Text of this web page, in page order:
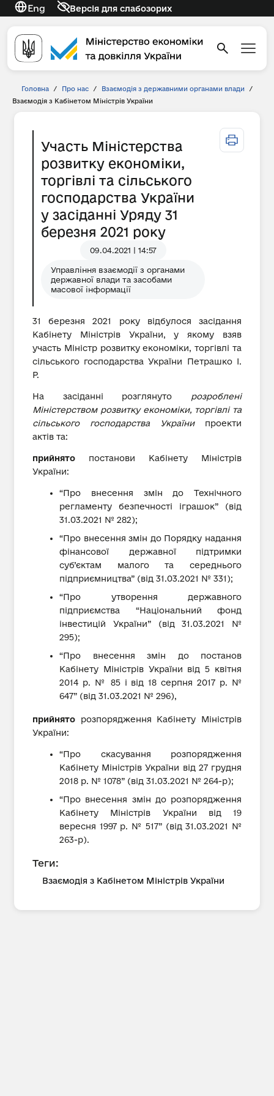
Eng Версія для слабозорих
Головна / Про нас / Взаємодія з державними органами влади
/
Взаємодія з Кабінетом Міністрів України
Участь Міністерства
розвитку економіки,
торгівлі та сільського
господарства України
у засіданні Уряду 31
березня 2021 року
09.04.2021 | 14:57
Управління взаємодії з органами
державної влади та засобами
масової інформації
31 березня 2021 року відбулося засідання
Кабінету Міністрів України, у якому взяв
участь Міністр розвитку економіки, торгівлі та
сільського господарства України Петрашко І.
Р.
На засіданні розглянуто розроблені
Міністерством розвитку економіки, торгівлі та
сільського господарства Українипроекти
актів та:
прийнято постанови Кабінету Міністрів
України:
“Про внесення змін до Технічного
регламенту безпечності іграшок” (від
31.03.2021 № 282);
“Про внесення змін до Порядку надання
фінансової державної підтримки
суб’єктам малого та середнього
підприємництва” (від 31.03.2021 № 331);
“Про утворення державного
підприємства “Національний фонд
інвестицій України” (від 31.03.2021 №
295);
“Про внесення змін до постанов
Кабінету Міністрів України від 5 квітня
2014 р. № 85 і від 18 серпня 2017 р. №
647” (від 31.03.2021 № 296),
прийнято розпорядження Кабінету Міністрів
України:
“Про скасування розпорядження
Кабінету Міністрів України від 27 грудня
2018 р. № 1078” (від 31.03.2021 № 264-р);
“Про внесення змін до розпорядження
Кабінету Міністрів України від 19
вересня 1997 р. № 517” (від 31.03.2021 №
263-р).
Теги:
Взаємодія з Кабінетом Міністрів України